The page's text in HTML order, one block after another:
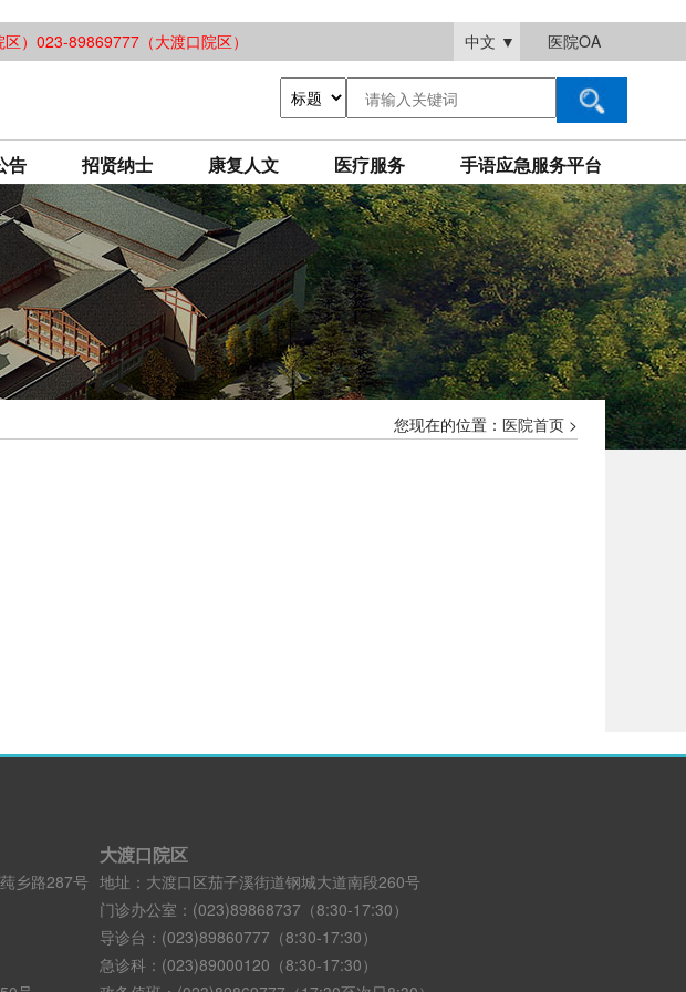
）023-89869777（大渡口院区） 中文 ▼ 医院OA
告 招贤纳士 康复人文 医疗服务 手语应急服务平台
您现在的位置： 医院首页 >
乡路287号
大渡口院区
地址：大渡口区茄子溪街道钢城大道南段260号
门诊办公室：(023)89868737（8:30-17:30）
导诊台：(023)89860777（8:30-17:30）
急诊科：(023)89000120（8:30-17:30）